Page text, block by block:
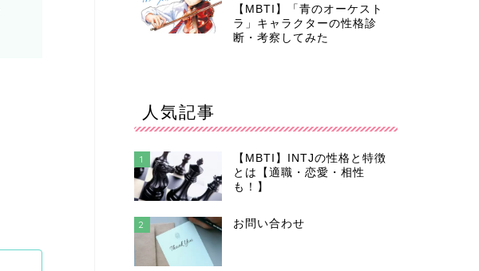
【MBTI】「青のオーケスト
ラ」キャラクターの性格診
断・考察してみた
人気記事
1
【MBTI】INTJの性格と特徴
とは【適職・恋愛・相性
も！】
2 お問い合わせ